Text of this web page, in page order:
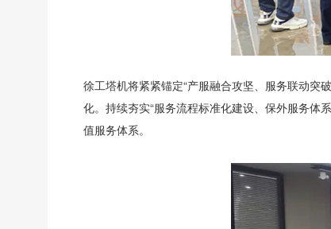
徐工塔机将紧紧锚定“产服融合攻坚、服务联动突
化。持续夯实“服务流程标准化建设、保外服务体
值服务体系。